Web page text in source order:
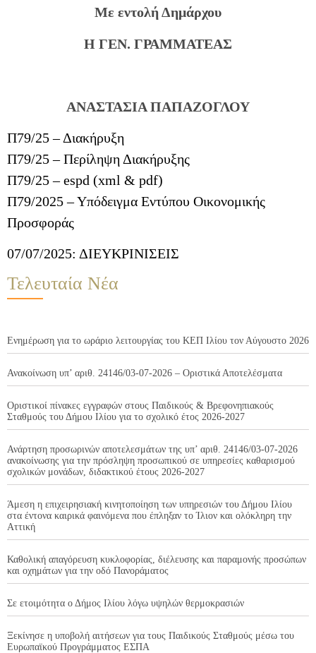
Με εντολή Δημάρχου
Η ΓΕΝ. ΓΡΑΜΜΑΤΕΑΣ
ΑΝΑΣΤΑΣΙΑ ΠΑΠΑΖΟΓΛΟΥ
Π79/25 – Διακήρυξη
Π79/25 – Περίληψη Διακήρυξης
Π79/25 – espd (xml & pdf)
Π79/2025 – Υπόδειγμα Εντύπου Οικονομικής
Προσφοράς
07/07/2025: ΔΙΕΥΚΡΙΝΙΣΕΙΣ
Τελευταία Νέα
Ενημέρωση για το ωράριο λειτουργίας του ΚΕΠ Ιλίου τον Αύγουστο 2026
Ανακοίνωση υπ’ αριθ. 24146/03-07-2026 – Οριστικά Αποτελέσματα
Οριστικοί πίνακες εγγραφών στους Παιδικούς & Βρεφονηπιακούς
Σταθμούς του Δήμου Ιλίου για το σχολικό έτος 2026-2027
Ανάρτηση προσωρινών αποτελεσμάτων της υπ’ αριθ. 24146/03-07-2026
ανακοίνωσης για την πρόσληψη προσωπικού σε υπηρεσίες καθαρισμού
σχολικών μονάδων, διδακτικού έτους 2026-2027
Άμεση η επιχειρησιακή κινητοποίηση των υπηρεσιών του Δήμου Ιλίου
στα έντονα καιρικά φαινόμενα που έπληξαν το Ίλιον και ολόκληρη την
Αττική
Καθολική απαγόρευση κυκλοφορίας, διέλευσης και παραμονής προσώπων
και οχημάτων για την οδό Πανοράματος
Σε ετοιμότητα ο Δήμος Ιλίου λόγω υψηλών θερμοκρασιών
Ξεκίνησε η υποβολή αιτήσεων για τους Παιδικούς Σταθμούς μέσω του
Ευρωπαϊκού Προγράμματος ΕΣΠΑ